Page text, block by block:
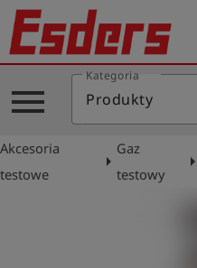
O
Produkty
menu
Kategoria
Produkty
Akcesoria
testowe
arrow_right
Gaz
testowy
arrow_right